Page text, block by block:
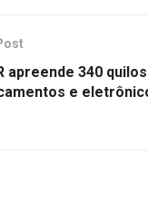
apreende 340
e